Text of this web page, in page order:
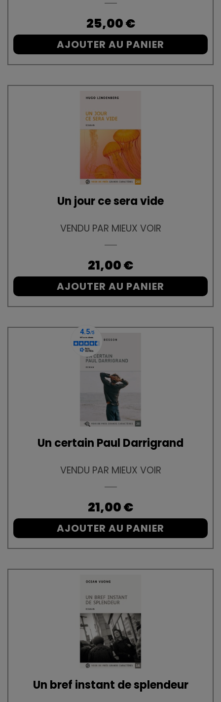
Prix
25,00 €
AJOUTER AU PANIER
Un jour ce sera vide
VENDU PAR MIEUX VOIR
Prix
21,00 €
AJOUTER AU PANIER
Un certain Paul Darrigrand
VENDU PAR MIEUX VOIR
Prix
21,00 €
AJOUTER AU PANIER
Un bref instant de splendeur